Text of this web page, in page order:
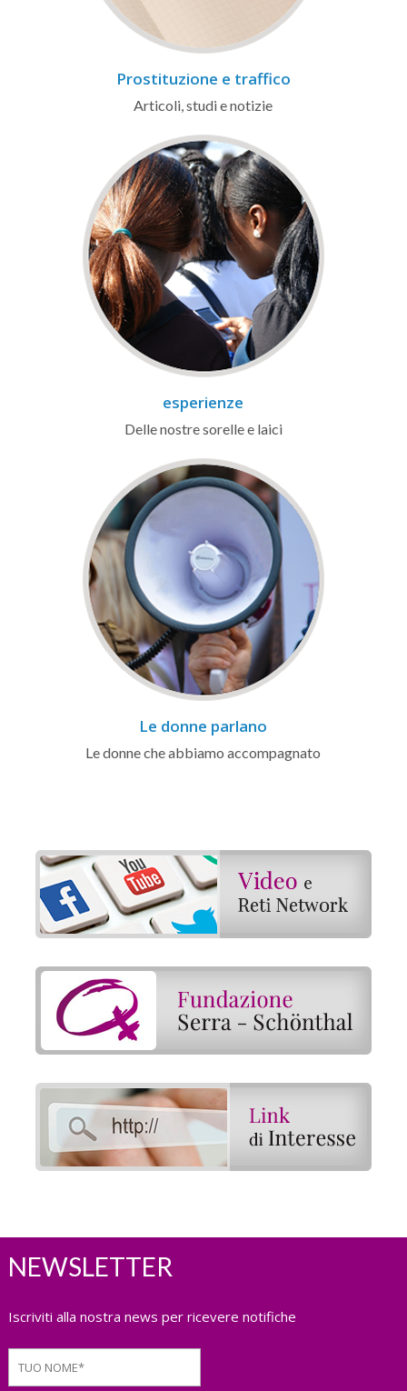
Prostituzione e traffico
Articoli, studi e notizie
esperienze
Delle nostre sorelle e laici
Le donne parlano
Le donne che abbiamo accompagnato
NEWSLETTER
Iscriviti alla nostra news per ricevere notifiche